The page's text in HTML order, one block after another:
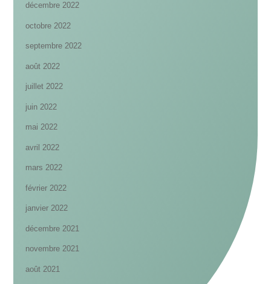
décembre 2022
octobre 2022
septembre 2022
août 2022
juillet 2022
juin 2022
mai 2022
avril 2022
mars 2022
février 2022
janvier 2022
décembre 2021
novembre 2021
août 2021